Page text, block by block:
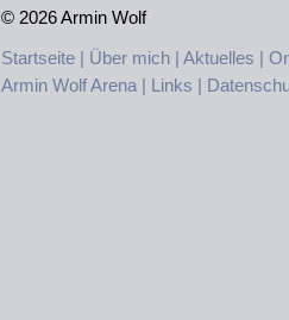
© 2026 Armin Wolf
Startseite | Über mich | Aktuelles |
Armin Wolf Arena | Links |